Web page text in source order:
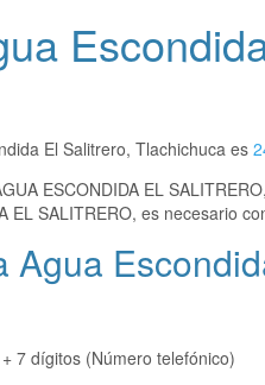
El Salitrero, Tlachichuca es
ESCONDIDA EL SALITRERO,
EL SALITRERO, es necesario
Agua
7 dígitos (Número telefónico)